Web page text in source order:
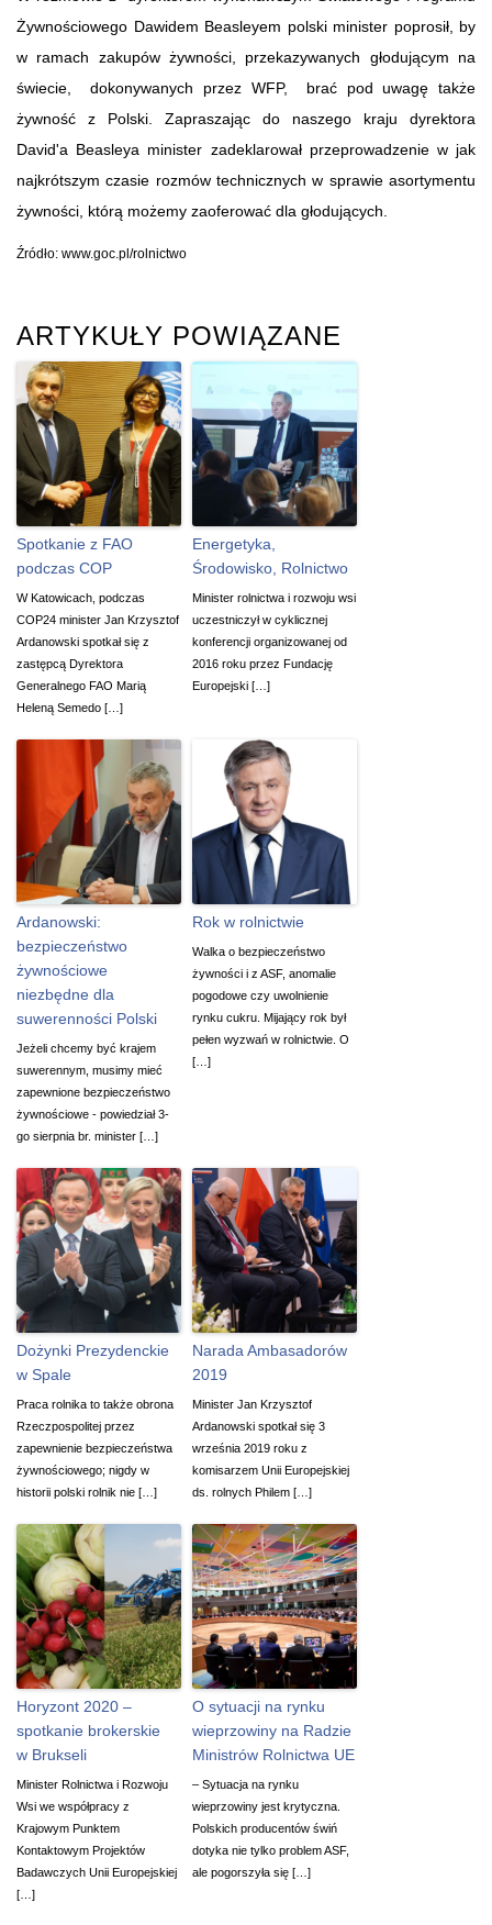
Żywnościowego Dawidem Beasleyem polski minister poprosił, by
w ramach zakupów żywności, przekazywanych głodującym na
świecie, dokonywanych przez WFP, brać pod uwagę także
żywność z Polski. Zapraszając do naszego kraju dyrektora
David'a Beasleya minister zadeklarował przeprowadzenie w jak
najkrótszym czasie rozmów technicznych w sprawie asortymentu
żywności, którą możemy zaoferować dla głodujących.
Źródło: www.goc.pl/rolnictwo
ARTYKUŁY POWIĄZANE
Spotkanie z FAO
podczas COP
W Katowicach, podczas
COP24 minister Jan Krzysztof
Ardanowski spotkał się z
zastępcą Dyrektora
Generalnego FAO Marią
Heleną Semedo […]
Energetyka,
Środowisko, Rolnictwo
Minister rolnictwa i rozwoju wsi
uczestniczył w cyklicznej
konferencji organizowanej od
2016 roku przez Fundację
Europejski […]
Ardanowski:
bezpieczeństwo
żywnościowe
niezbędne dla
suwerenności Polski
Jeżeli chcemy być krajem
suwerennym, musimy mieć
zapewnione bezpieczeństwo
żywnościowe - powiedział 3-
go sierpnia br. minister […]
Rok w rolnictwie
Walka o bezpieczeństwo
żywności i z ASF, anomalie
pogodowe czy uwolnienie
rynku cukru. Mijający rok był
pełen wyzwań w rolnictwie. O
[…]
Dożynki Prezydenckie
w Spale
Praca rolnika to także obrona
Rzeczpospolitej przez
zapewnienie bezpieczeństwa
żywnościowego; nigdy w
historii polski rolnik nie […]
Narada Ambasadorów
2019
Minister Jan Krzysztof
Ardanowski spotkał się 3
września 2019 roku z
komisarzem Unii Europejskiej
ds. rolnych Philem […]
Horyzont 2020 –
spotkanie brokerskie
w Brukseli
Minister Rolnictwa i Rozwoju
Wsi we współpracy z
Krajowym Punktem
Kontaktowym Projektów
Badawczych Unii Europejskiej
[…]
O sytuacji na rynku
wieprzowiny na Radzie
Ministrów Rolnictwa UE
– Sytuacja na rynku
wieprzowiny jest krytyczna.
Polskich producentów świń
dotyka nie tylko problem ASF,
ale pogorszyła się […]